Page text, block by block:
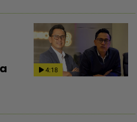
4:18